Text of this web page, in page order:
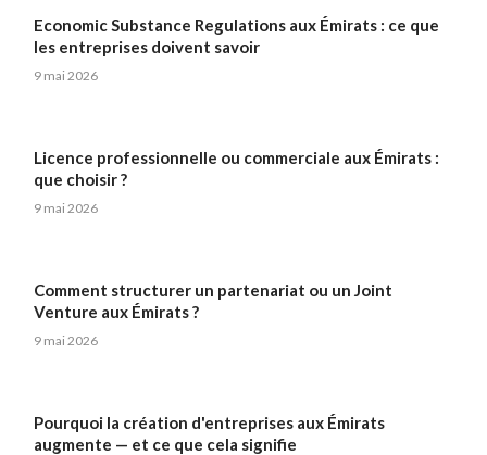
Economic Substance Regulations aux Émirats : ce que
les entreprises doivent savoir
9 mai 2026
Licence professionnelle ou commerciale aux Émirats :
que choisir ?
9 mai 2026
Comment structurer un partenariat ou un Joint
Venture aux Émirats ?
9 mai 2026
Pourquoi la création d'entreprises aux Émirats
augmente — et ce que cela signifie